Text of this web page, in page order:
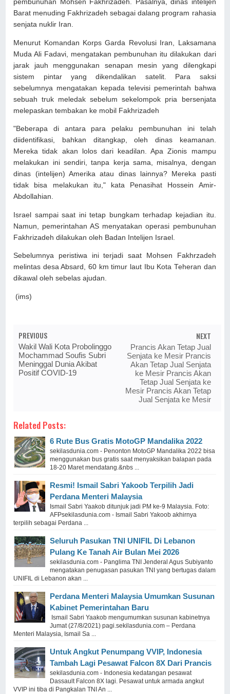
pembunuhan Mohsen Fakhrizadeh. Pasalnya, dinas intelijen
Barat menuding Fakhrizadeh sebagai dalang program rahasia
senjata nuklir Iran.
Menurut Komandan Korps Garda Revolusi Iran, Laksamana
Muda Ali Fadavi, mengatakan pembunuhan itu dilakukan dari
jarak jauh menggunakan senapan mesin yang dilengkapi
sistem pintar yang dikendalikan satelit. Para saksi
sebelumnya mengatakan kepada televisi pemerintah bahwa
sebuah truk meledak sebelum sekelompok pria bersenjata
melepaskan tembakan ke mobil Fakhrizadeh
"Beberapa di antara para pelaku pembunuhan ini telah
diidentifikasi, bahkan ditangkap, oleh dinas keamanan.
Mereka tidak akan lolos dari keadilan. Apa Zionis mampu
melakukan ini sendiri, tanpa kerja sama, misalnya, dengan
dinas (intelijen) Amerika atau dinas lainnya? Mereka pasti
tidak bisa melakukan itu," kata Penasihat Hossein Amir-
Abdollahian.
Israel sampai saat ini tetap bungkam terhadap kejadian itu.
Namun, pemerintahan AS menyatakan operasi pembunuhan
Fakhrizadeh dilakukan oleh Badan Intelijen Israel.
Sebelumnya peristiwa ini terjadi saat Mohsen Fakhrzadeh
melintas desa Absard, 60 km timur laut Ibu Kota Teheran dan
dikawal oleh sebelas ajudan.
(ims)
PREVIOUS
Wakil Wali Kota Probolinggo
Mochammad Soufis Subri
Meninggal Dunia Akibat
Positif COVID-19
NEXT
Prancis Akan Tetap Jual
Senjata ke Mesir Prancis
Akan Tetap Jual Senjata
ke Mesir Prancis Akan
Tetap Jual Senjata ke
Mesir Prancis Akan Tetap
Jual Senjata ke Mesir
Related Posts:
6 Rute Bus Gratis MotoGP Mandalika 2022
sekilasdunia.com - Penonton MotoGP Mandalika 2022 bisa
menggunakan bus gratis saat menyaksikan balapan pada
18-20 Maret mendatang.&nbs ...
Resmi! Ismail Sabri Yakoob Terpilih Jadi
Perdana Menteri Malaysia
Ismail Sabri Yaakob ditunjuk jadi PM ke-9 Malaysia. Foto:
AFPsekilasdunia.com - Ismail Sabri Yakoob akhirnya
terpilih sebagai Perdana ...
Seluruh Pasukan TNI UNIFIL Di Lebanon
Pulang Ke Tanah Air Bulan Mei 2026
sekilasdunia.com - Panglima TNI Jenderal Agus Subiyanto
mengatakan penugasan pasukan TNI yang bertugas dalam
UNIFIL di Lebanon akan ...
Perdana Menteri Malaysia Umumkan Susunan
Kabinet Pemerintahan Baru
Ismail Sabri Yaakob mengumumkan susunan kabinetnya
Jumat (27/8/2021) pagi.sekilasdunia.com – Perdana
Menteri Malaysia, Ismail Sa ...
Untuk Angkut Penumpang VVIP, Indonesia
Tambah Lagi Pesawat Falcon 8X Dari Prancis
sekilasdunia.com - Indonesia kedatangan pesawat
Dassault Falcon 8X lagi. Pesawat untuk armada angkut
VVIP ini tiba di Pangkalan TNI An ...